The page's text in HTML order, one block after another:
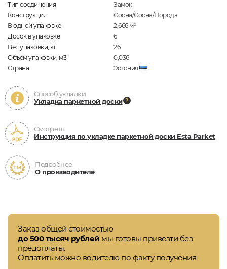
Тип соединения
Замок
Конструкция
Сосна/Сосна/Порода
В одной упаковке
2,666 м2
Досок в упаковке
6
Вес упаковки, кг
26
Объём упаковки, м3
0,036
Страна
Эстония
Способ укладки
Укладка паркетной доски
Смотреть
Инструкция по укладке паркетной доски Esta Parket
Подробнее
О производителе
Заказ общей стоимостью
до 500 тысяч рублей мы готовы привезти без
предоплаты.
Оплатить можно водителю по факту получения